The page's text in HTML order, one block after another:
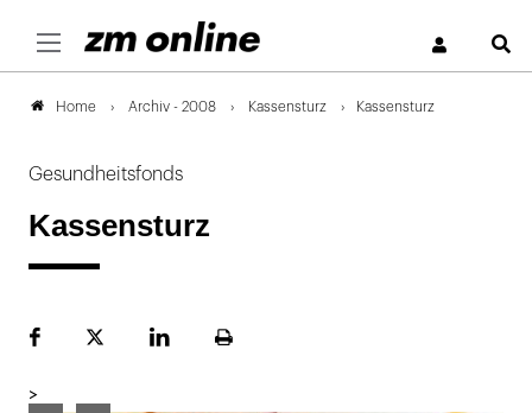
Home Archiv - 2008 Kassensturz Kassensturz
Gesundheitsfonds
Kassensturz
FacebookPlattformLinekdInSeite
>